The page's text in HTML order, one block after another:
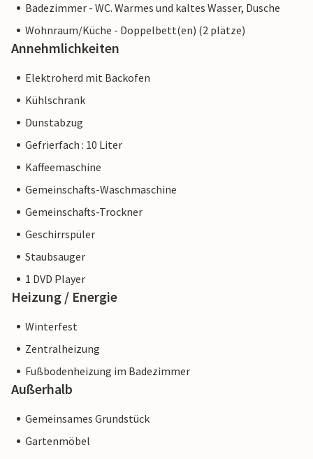
Badezimmer - WC. Warmes und kaltes Wasser, Dusche
Wohnraum/Küche - Doppelbett(en) (2 plätze)
Annehmlichkeiten
Elektroherd mit Backofen
Kühlschrank
Dunstabzug
Gefrierfach : 10 Liter
Kaffeemaschine
Gemeinschafts-Waschmaschine
Gemeinschafts-Trockner
Geschirrspüler
Staubsauger
1 DVD Player
Heizung / Energie
Winterfest
Zentralheizung
Fußbodenheizung im Badezimmer
Außerhalb
Gemeinsames Grundstück
Gartenmöbel